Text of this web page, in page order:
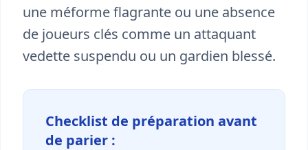
une méforme flagrante ou une absence
de joueurs clés comme un attaquant
vedette suspendu ou un gardien blessé.
Checklist de préparation avant
de parier :